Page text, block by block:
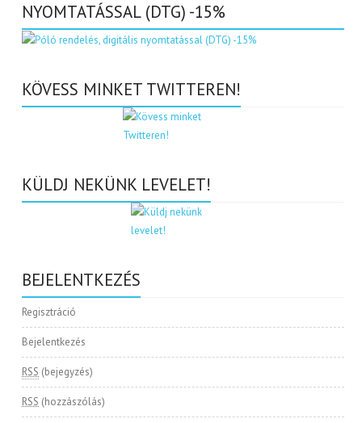
NYOMTATÁSSAL (DTG) -15%
KÖVESS MINKET TWITTEREN!
KÜLDJ NEKÜNK LEVELET!
BEJELENTKEZÉS
Regisztráció
Bejelentkezés
RSS (bejegyzés)
RSS (hozzászólás)